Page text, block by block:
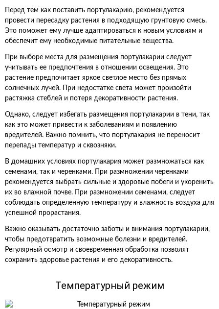
Перед тем как поставить портулакарию, рекомендуется
провести пересадку растения в подходящую грунтовую смесь.
Это поможет ему лучше адаптироваться к новым условиям и
обеспечит ему необходимые питательные вещества.
При выборе места для размещения портулакарии следует
учитывать ее предпочтения в отношении освещения. Это
растение предпочитает яркое светлое место без прямых
солнечных лучей. При недостатке света может произойти
растяжка стеблей и потеря декоративности растения.
Однако, следует избегать размещения портулакарии в тени, так
как это может привести к заболеваниям и появлению
вредителей. Важно помнить, что портулакария не переносит
перепады температур и сквозняки.
В домашних условиях портулакария может размножаться как
семенами, так и черенками. При размножении черенками
рекомендуется выбрать сильные и здоровые побеги и укоренить
их во влажной почве. При размножении семенами, следует
соблюдать определенную температуру и влажность воздуха для
успешной прорастания.
Важно оказывать достаточно заботы и внимания портулакарии,
чтобы предотвратить возможные болезни и вредителей.
Регулярный осмотр и своевременная обработка позволят
сохранить здоровье растения и его декоративность.
Температурный режим